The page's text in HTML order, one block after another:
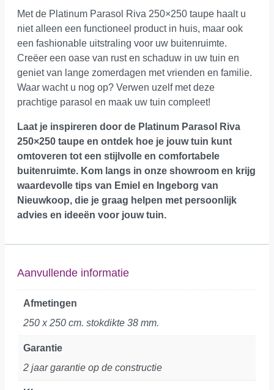
Met de Platinum Parasol Riva 250×250 taupe haalt u
niet alleen een functioneel product in huis, maar ook
een fashionable uitstraling voor uw buitenruimte.
Creëer een oase van rust en schaduw in uw tuin en
geniet van lange zomerdagen met vrienden en familie.
Waar wacht u nog op? Verwen uzelf met deze
prachtige parasol en maak uw tuin compleet!
Laat je inspireren door de Platinum Parasol Riva
250×250 taupe en ontdek hoe je jouw tuin kunt
omtoveren tot een stijlvolle en comfortabele
buitenruimte. Kom langs in onze showroom en krijg
waardevolle tips van Emiel en Ingeborg van
Nieuwkoop, die je graag helpen met persoonlijk
advies en ideeën voor jouw tuin.
Aanvullende informatie
Afmetingen
250 x 250 cm. stokdikte 38 mm.
Garantie
2 jaar garantie op de constructie